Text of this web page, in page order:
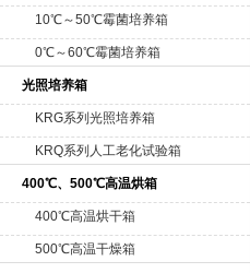
10℃～50℃霉菌培养箱
0℃～60℃霉菌培养箱
光照培养箱
KRG系列光照培养箱
KRQ系列人工老化试验箱
400℃、500℃高温烘箱
400℃高温烘干箱
500℃高温干燥箱